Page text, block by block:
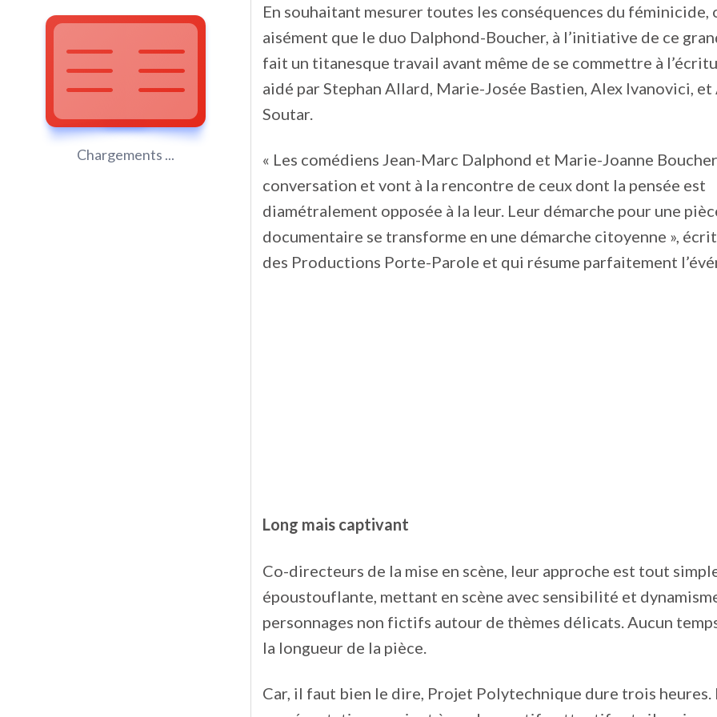
Chargements ...
En souhaitant mesurer toutes les conséquences du féminicide,
aisément que le duo Dalphond-Boucher, à l’initiative de ce
fait un titanesque travail avant même de se commettre à
aidé par Stephan Allard, Marie-Josée Bastien, Alex Ivanovici,
Soutar.
« Les comédiens Jean-Marc Dalphond et Marie-Joanne
conversation et vont à la rencontre de ceux dont la pensée est
diamétralement opposée à la leur. Leur démarche pour une
documentaire se transforme en une démarche citoyenne »,
des Productions Porte-Parole et qui résume parfaitement
Long mais captivant
Co-directeurs de la mise en scène, leur approche est tout
époustouflante, mettant en scène avec sensibilité et
personnages non fictifs autour de thèmes délicats. Aucun
la longueur de la pièce.
Car, il faut bien le dire, Projet Polytechnique dure trois heures.